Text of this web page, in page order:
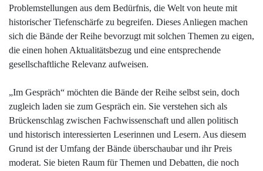
Problemstellungen aus dem Bedürfnis, die Welt von heute mit
historischer Tiefenschärfe zu begreifen. Dieses Anliegen machen
sich die Bände der Reihe bevorzugt mit solchen Themen zu eigen,
die einen hohen Aktualitätsbezug und eine entsprechende
gesellschaftliche Relevanz aufweisen.
„Im Gespräch“ möchten die Bände der Reihe selbst sein, doch
zugleich laden sie zum Gespräch ein. Sie verstehen sich als
Brückenschlag zwischen Fachwissenschaft und allen politisch
und historisch interessierten Leserinnen und Lesern. Aus diesem
Grund ist der Umfang der Bände überschaubar und ihr Preis
moderat. Sie bieten Raum für Themen und Debatten, die noch